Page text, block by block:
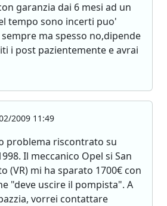
garanzia dai 6 mesi ad un
tempo sono incerti puo'
ma spesso no,dipende
i post pazientemente e avrai
2009 11:49
problema riscontrato su
Il meccanico Opel si San
(VR) mi ha sparato 1700€ con
"deve uscire il pompista". A
vorrei contattare